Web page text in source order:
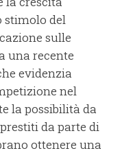
stimolo del
sulle
una recente
evidenzia
nel
la possibilità da
da parte di
ottenere una